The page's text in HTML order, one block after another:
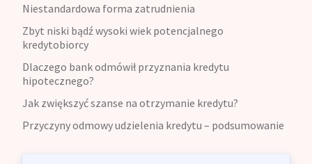
Niestandardowa forma zatrudnienia
Zbyt niski bądź wysoki wiek potencjalnego
kredytobiorcy
Dlaczego bank odmówił przyznania kredytu
hipotecznego?
Jak zwiększyć szanse na otrzymanie kredytu?
Przyczyny odmowy udzielenia kredytu – podsumowanie